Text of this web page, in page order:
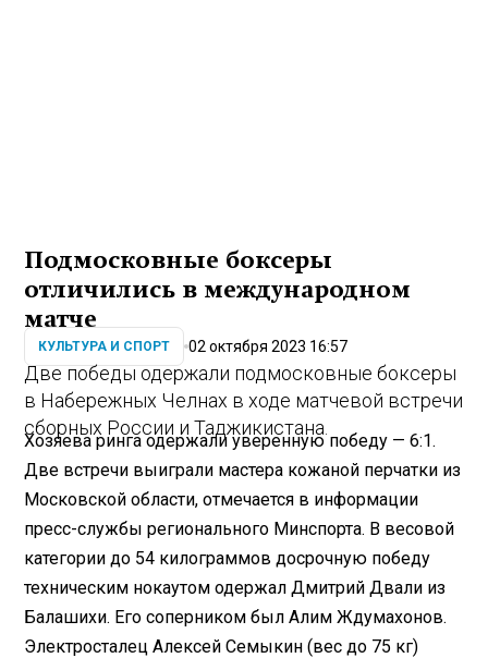
Подмосковные боксеры
отличились в международном
матче
КУЛЬТУРА И СПОРТ 02 октября 2023 16:57
Две победы одержали подмосковные боксеры
в Набережных Челнах в ходе матчевой встречи
сборных России и Таджикистана.
Хозяева ринга одержали уверенную победу — 6:1.
Две встречи выиграли мастера кожаной перчатки из
Московской области, отмечается в информации
пресс-службы регионального Минспорта. ​В весовой
категории до 54 килограммов досрочную победу
техническим нокаутом одержал Дмитрий Двали из
Балашихи. Его соперником был Алим Ждумахонов.
Электросталец Алексей Семыкин (вес до 75 кг)